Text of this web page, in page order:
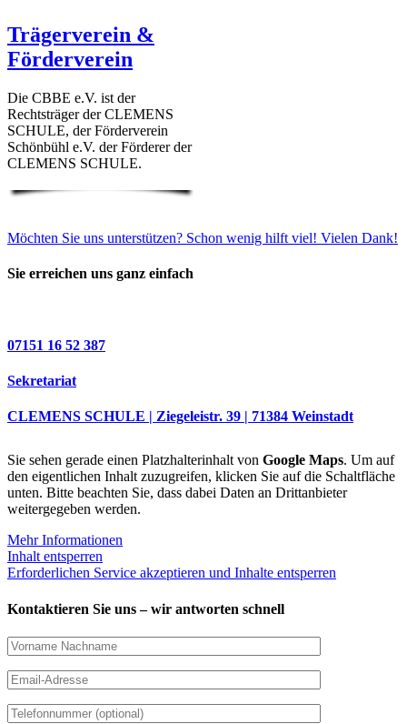
Trägerverein &
Förderverein
Die CBBE e.V. ist der
Rechtsträger der CLEMENS
SCHULE, der Förderverein
Schönbühl e.V. der Förderer der
CLEMENS SCHULE.
Möchten Sie uns unterstützen? Schon wenig hilft viel! Vielen Dank!
Sie erreichen uns ganz einfach
07151 16 52 387
Sekretariat
CLEMENS SCHULE | Ziegeleistr. 39 | 71384 Weinstadt
Sie sehen gerade einen Platzhalterinhalt von Google Maps. Um auf
den eigentlichen Inhalt zuzugreifen, klicken Sie auf die Schaltfläche
unten. Bitte beachten Sie, dass dabei Daten an Drittanbieter
weitergegeben werden.
Mehr Informationen
Inhalt entsperren
Erforderlichen Service akzeptieren und Inhalte entsperren
Kontaktieren Sie uns – wir antworten schnell